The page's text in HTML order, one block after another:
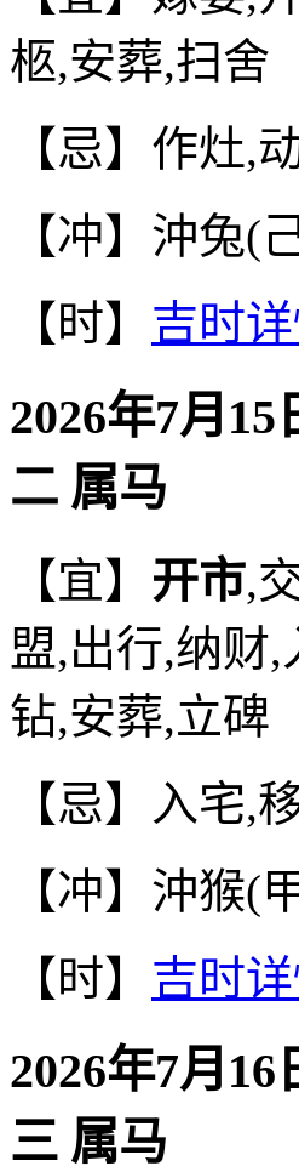
柩,安葬,扫舍
【忌】作灶,
【冲】沖兔(
【时】 吉时
2026年7月
二 属马
【宜】 开市,
盟,出行,纳财
钻,安葬,立碑
【忌】入宅,
【冲】沖猴(
【时】 吉时
2026年7月
三 属马